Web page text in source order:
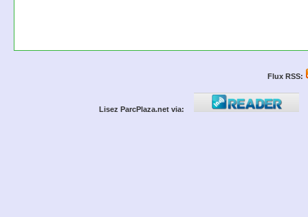
Flux RSS:
Lisez ParcPlaza.net via: